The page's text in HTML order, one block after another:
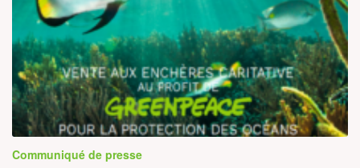
Communiqué de presse